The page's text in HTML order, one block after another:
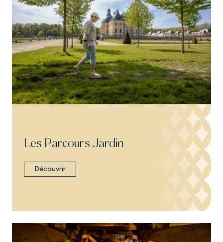
Les Parcours Jardin
Découvrir